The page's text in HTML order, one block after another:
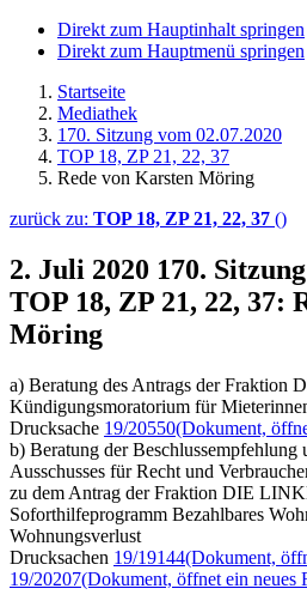
Direkt zum Hauptinhalt springen
Direkt zum Hauptmenü springen
Startseite
Mediathek
170. Sitzung vom 02.07.2020
TOP 18, ZP 21, 22, 37
Rede von Karsten Möring
zurück zu: TOP 18, ZP 21, 22, 37 ()
2. Juli 2020 170.
TOP 18, ZP 21, 22, 37:
Möring
a) Beratung des Antrags der Fraktion
Kündigungsmoratorium für
Drucksache 19/20550(Dokument,
b) Beratung der Beschlussempfehlung
Ausschusses für Recht und
zu dem Antrag der Fraktion DIE
Soforthilfeprogramm Bezahlbares
Wohnungsverlust
Drucksachen 19/19144(Dokument,
19/20207(Dokument, öffnet ein neues